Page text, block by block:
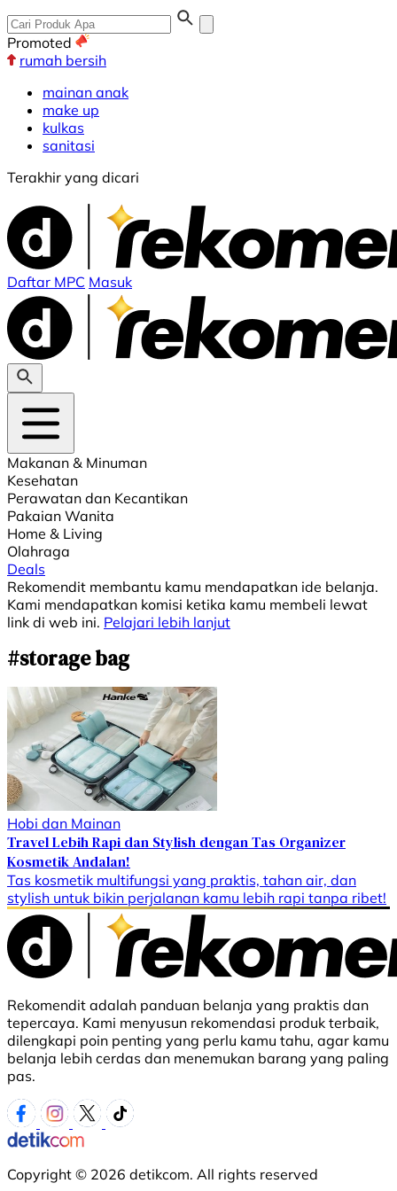
Promoted
rumah bersih
mainan anak
make up
kulkas
sanitasi
Terakhir yang dicari
Daftar MPC Masuk
Makanan & Minuman
Kesehatan
Perawatan dan Kecantikan
Pakaian Wanita
Home & Living
Olahraga
Deals
Rekomendit membantu kamu mendapatkan ide belanja.
Kami mendapatkan komisi ketika kamu membeli lewat
link di web ini. Pelajari lebih lanjut
#storage bag
Hobi dan Mainan
Travel Lebih Rapi dan Stylish dengan Tas Organizer
Kosmetik Andalan!
Tas kosmetik multifungsi yang praktis, tahan air, dan
stylish untuk bikin perjalanan kamu lebih rapi tanpa ribet!
Rekomendit adalah panduan belanja yang praktis dan
tepercaya. Kami menyusun rekomendasi produk terbaik,
dilengkapi poin penting yang perlu kamu tahu, agar kamu
belanja lebih cerdas dan menemukan barang yang paling
pas.
Copyright © 2026 detikcom. All rights reserved